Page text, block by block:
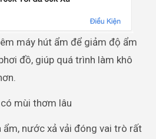
máy hút ẩm để giảm độ ẩm
đồ, giúp quá trình làm khô
mùi thơm lâu
nước xả vải đóng vai trò rất